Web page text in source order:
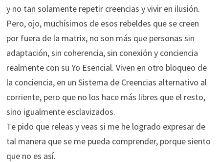
y no tan solamente repetir creencias y vivir en ilusión.
Pero, ojo, muchísimos de esos rebeldes que se creen
por fuera de la matrix, no son más que personas sin
adaptación, sin coherencia, sin conexión y conciencia
realmente con su Yo Esencial. Viven en otro bloqueo de
la conciencia, en un Sistema de Creencias alternativo al
corriente, pero que no los hace más libres que el resto,
sino igualmente esclavizados.
Te pido que releas y veas si me he logrado expresar de
tal manera que se me pueda comprender, porque siento
que no es así.